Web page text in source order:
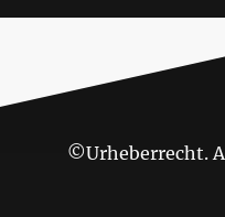
©Urheberrecht.